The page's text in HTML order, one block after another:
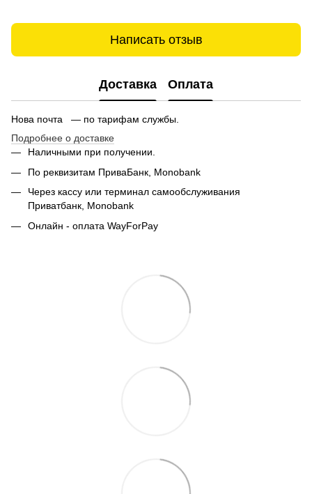
Написать отзыв
Доставка Оплата
Нова почта — по тарифам службы.
Подробнее о доставке
Наличными при получении.
По реквизитам ПриваБанк, Monobank
Через кассу или терминал самообслуживания
Приватбанк, Monobank
Онлайн - оплата WayForPay